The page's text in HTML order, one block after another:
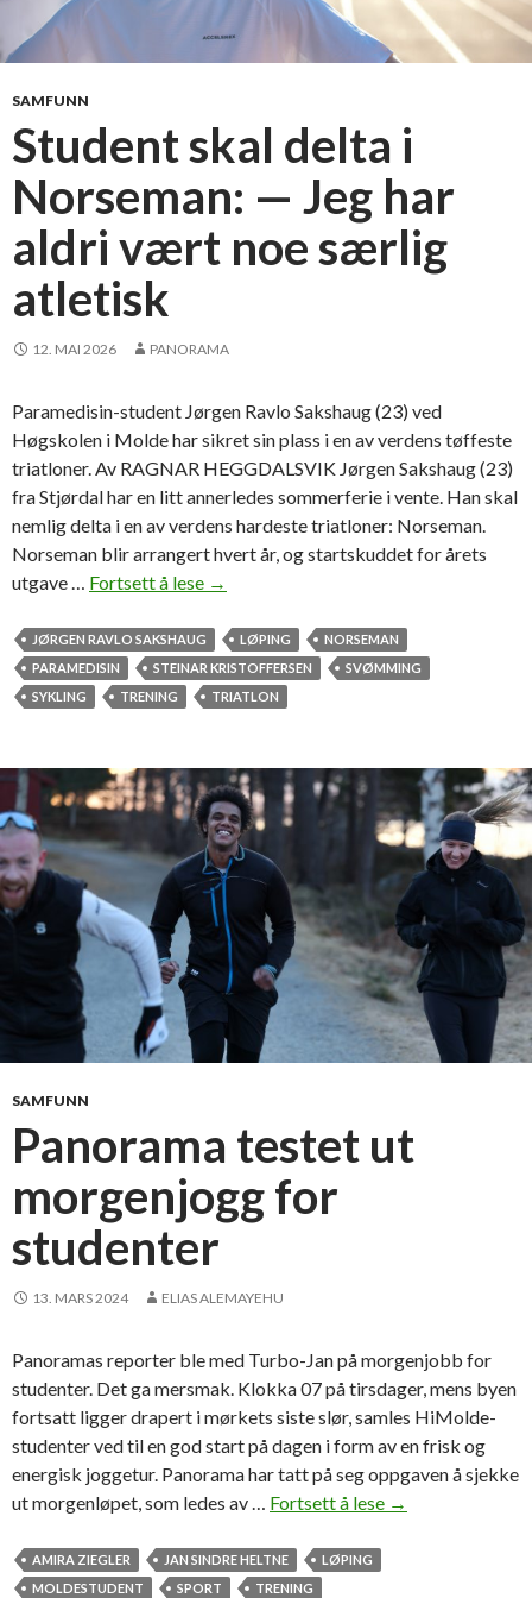
SAMFUNN
Student skal delta i
Norseman: — Jeg har
aldri vært noe særlig
atletisk
12. MAI 2026 PANORAMA
Paramedisin-student Jørgen Ravlo Sakshaug (23) ved
Høgskolen i Molde har sikret sin plass i en av verdens tøffeste
triatloner. Av RAGNAR HEGGDALSVIK Jørgen Sakshaug (23)
fra Stjørdal har en litt annerledes sommerferie i vente. Han skal
nemlig delta i en av verdens hardeste triatloner: Norseman.
Norseman blir arrangert hvert år, og startskuddet for årets
utgave … Fortsett å lese S
d
e
s
k
a
l
d
e
N
s
m
a
n
:
J
e
g
h
a
r
l
d
→
JØRGEN RAVLO SAKSHAUG LØPING
NORSEMAN
PARAMEDISIN
STEINAR KRISTOFFERSEN
SVØMMING
SYKLING
TRENING TRIATLON
SAMFUNN
Panorama testet ut
morgenjogg for
studenter
13. MARS 2024 ELIAS ALEMAYEHU
Panoramas reporter ble med Turbo-Jan på morgenjobb for
studenter. Det ga mersmak. Klokka 07 på tirsdager, mens byen
fortsatt ligger drapert i mørkets siste slør, samles HiMolde-
studenter ved til en god start på dagen i form av en frisk og
energisk joggetur. Panorama har tatt på seg oppgaven å sjekke
ut morgenløpet, som ledes av … Fortsett å lese P
→
AMIRA ZIEGLER JAN SINDRE HELTNE
LØPING
MOLDESTUDENT
SPORT TRENING